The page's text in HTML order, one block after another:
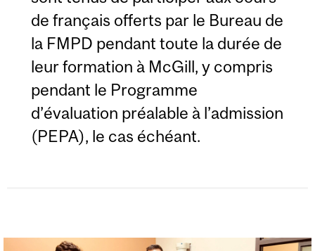
de français offerts par le Bureau de
la FMPD pendant toute la durée de
leur formation à McGill, y compris
pendant le Programme
d’évaluation préalable à l’admission
(PEPA), le cas échéant.